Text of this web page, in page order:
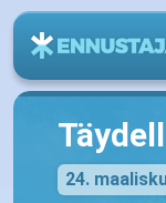
24.